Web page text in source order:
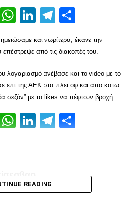
WhatsApp
LinkedIn
Telegram
και νωρίτερα, έκανε την
από τις διακοπές του.
λογαριασμό ανέβασε και το video με το
επί της ΑΕΚ στα πλέι οφ και από κάτω
σεζόν” με τα likes να πέφτουν βροχή.
WhatsApp
LinkedIn
Telegram
READING